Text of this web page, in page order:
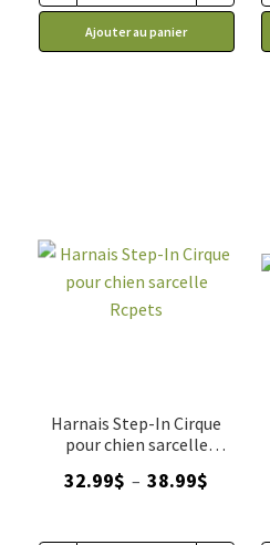
à
Ajouter au panier
Harnais Step-In Cirque
pour chien sarcelle
32.99$ – 38.99$